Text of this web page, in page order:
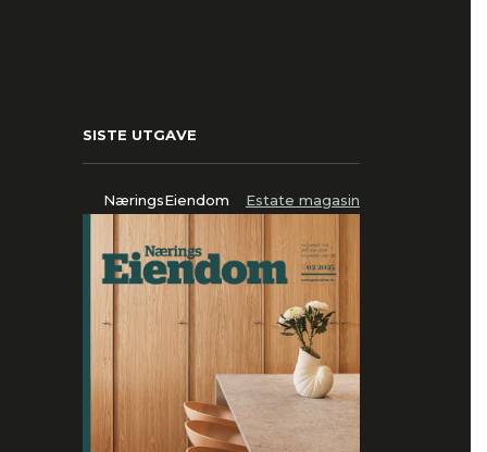
SISTE UTGAVE
NæringsEiendom Estate magasin